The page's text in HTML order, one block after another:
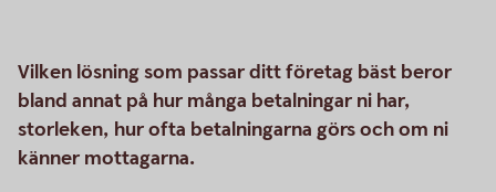
Vilken lösning som passar ditt företag bäst beror
bland annat på hur många betalningar ni har,
storleken, hur ofta betalningarna görs och om ni
känner mottagarna.